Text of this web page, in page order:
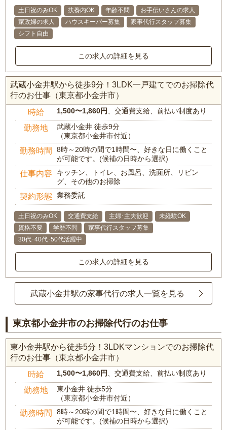
土日祝のみOK 扶養内OK 年齢不問
お手伝いさんの求人
家政婦の求人
ハウスキーパー募集
家事代行スタッフ募集
シフト自由
この求人の詳細を見る
武蔵小金井駅から徒歩9分！3LDK一戸建てでのお掃除代
行のお仕事（東京都小金井市）
時給 1,500〜1,860円、交通費支給、前払い制度あり
勤務地
武蔵小金井 徒歩9分
（東京都小金井市付近）
勤務時間
8時～20時の間で1時間〜、好きな日に働くこと
が可能です。(候補の日時から選択)
仕事内容
キッチン、トイレ、お風呂、洗面所、リビン
グ、その他のお掃除
契約形態 業務委託
土日祝のみOK 交通費支給 主婦･主夫歓迎
未経験OK
資格不要
学歴不問
家事代行スタッフ募集
30代･40代･50代活躍中
この求人の詳細を見る
武蔵小金井駅の家事代行の求人一覧を見る
東京都小金井市のお掃除代行のお仕事
東小金井駅から徒歩5分！3LDKマンションでのお掃除代
行のお仕事（東京都小金井市）
時給 1,500〜1,860円 、交通費支給、前払い制度あり
勤務地
東小金井 徒歩5分
（東京都小金井市付近）
勤務時間
8時～20時の間で1時間〜、好きな日に働くこと
が可能です。(候補の日時から選択)